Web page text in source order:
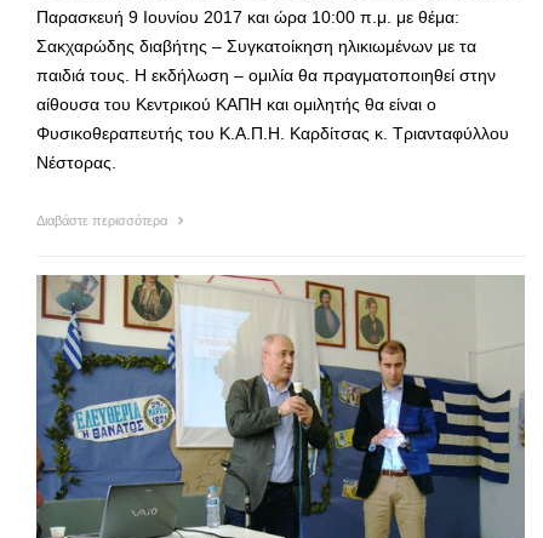
Παρασκευή 9 Ιουνίου 2017 και ώρα 10:00 π.μ. με θέμα:
Σακχαρώδης διαβήτης – Συγκατοίκηση ηλικιωμένων με τα
παιδιά τους. Η εκδήλωση – ομιλία θα πραγματοποιηθεί στην
αίθουσα του Κεντρικού ΚΑΠΗ και ομιλητής θα είναι ο
Φυσικοθεραπευτής του Κ.Α.Π.Η. Καρδίτσας κ. Τριανταφύλλου
Νέστορας.
Διαβάστε περισσότερα